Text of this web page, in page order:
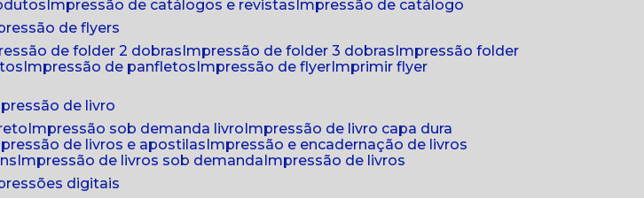
impressão de catálogos e revistas impressão de catálogo
de flyers
de folder 2 dobras impressão de folder 3 dobras impressão folder
impressão de panfletos impressão de flyer imprimir flyer
de livro
impressão sob demanda livro impressão de livro capa dura
de livros e apostilas impressão e encadernação de livros
impressão de livros sob demanda impressão de livros
digitais